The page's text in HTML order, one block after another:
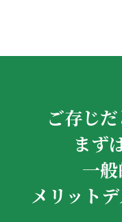
ご存じだ
まず
一
メリット